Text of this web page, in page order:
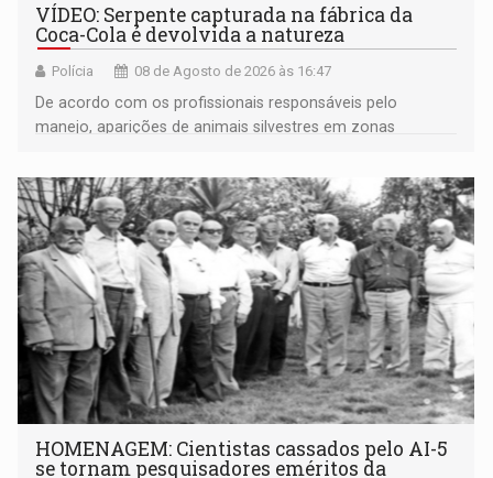
VÍDEO: Serpente capturada na fábrica da
Coca-Cola é devolvida a natureza
Polícia 08 de Agosto de 2026 às 16:47
De acordo com os profissionais responsáveis pelo
manejo, aparições de animais silvestres em zonas
HOMENAGEM: Cientistas cassados pelo AI-5
se tornam pesquisadores eméritos da